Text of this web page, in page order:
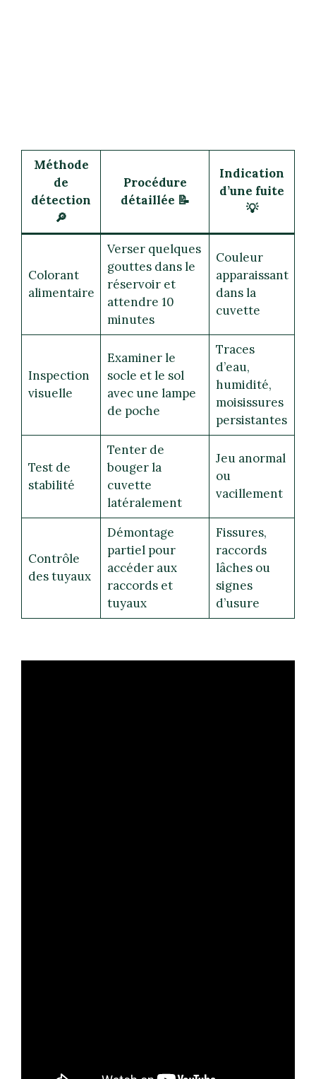
Méthode
de
détection
🔎
Procédure
détaillée 📝
Indication
d’une fuite
💡
Colorant
alimentaire
Verser quelques
gouttes dans le
réservoir et
attendre 10
minutes
Couleur
apparaissant
dans la
cuvette
Inspection
visuelle
Examiner le
socle et le sol
avec une lampe
de poche
Traces
d’eau,
humidité,
moisissures
persistantes
Test de
stabilité
Tenter de
bouger la
cuvette
latéralement
Jeu anormal
ou
vacillement
Contrôle
des tuyaux
Démontage
partiel pour
accéder aux
raccords et
tuyaux
Fissures,
raccords
lâches ou
signes
d’usure